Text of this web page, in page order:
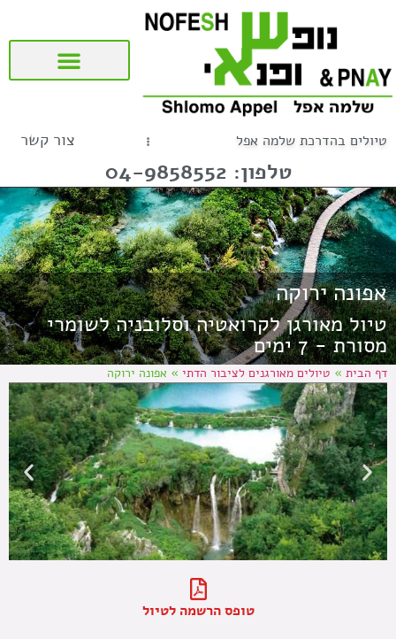
טיולים בהדרכת שלמה אפל צור קשר
טלפון: 04-9858552
אפונה ירוקה
טיול מאורגן לקרואטיה וסלובניה לשומרי
מסורת - 7 ימים
דף הבית » טיולים מאורגנים לציבור הדתי » אפונה ירוקה
טופס הרשמה לטיול